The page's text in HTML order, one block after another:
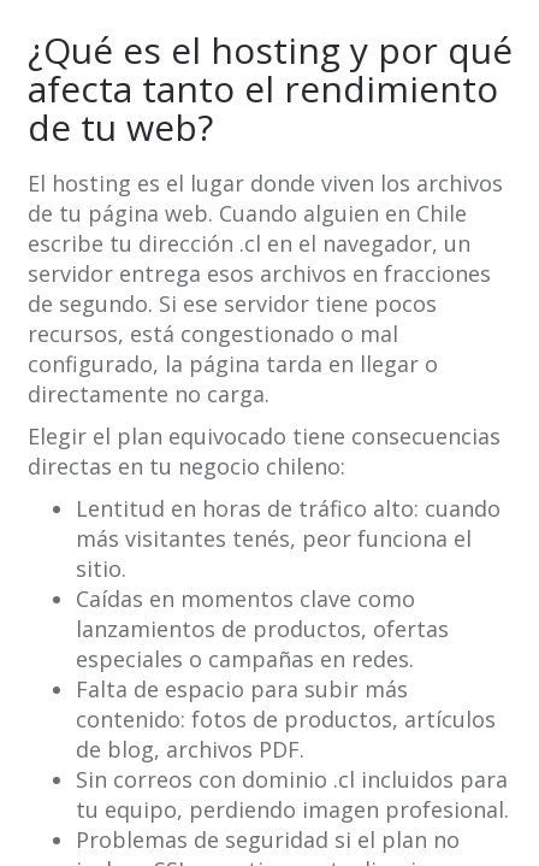
¿Qué es el hosting y por qué
afecta tanto el rendimiento
de tu web?
El hosting es el lugar donde viven los archivos
de tu página web. Cuando alguien en Chile
escribe tu dirección .cl en el navegador, un
servidor entrega esos archivos en fracciones
de segundo. Si ese servidor tiene pocos
recursos, está congestionado o mal
configurado, la página tarda en llegar o
directamente no carga.
Elegir el plan equivocado tiene consecuencias
directas en tu negocio chileno:
Lentitud en horas de tráfico alto: cuando
más visitantes tenés, peor funciona el
sitio.
Caídas en momentos clave como
lanzamientos de productos, ofertas
especiales o campañas en redes.
Falta de espacio para subir más
contenido: fotos de productos, artículos
de blog, archivos PDF.
Sin correos con dominio .cl incluidos para
tu equipo, perdiendo imagen profesional.
Problemas de seguridad si el plan no